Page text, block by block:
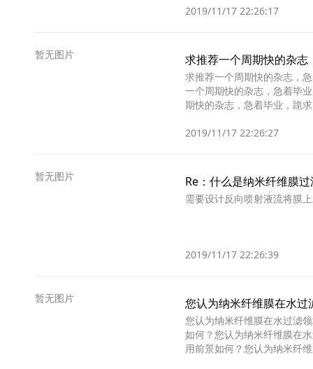
2019/11/17 22:26:17
暂无图片 求推荐一个周期快的杂志
求推荐一个周期快的杂志，
一个周期快的杂志，急着毕
期快的杂志，急着毕业，跪
2019/11/17 22:26:27
暂无图片 Re：什么是纳米纤维膜
需要设计反向喷射液流将膜
2019/11/17 22:26:39
暂无图片 您认为纳米纤维膜在水
您认为纳米纤维膜在水过滤
如何？您认为纳米纤维膜在
用前景如何？您认为纳米纤